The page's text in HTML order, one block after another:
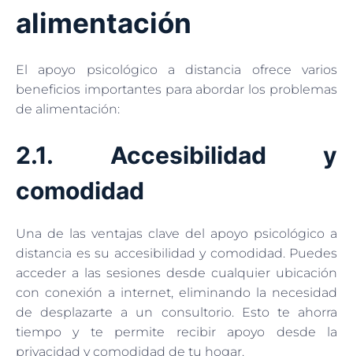
alimentación
El apoyo psicológico a distancia ofrece varios
beneficios importantes para abordar los problemas
de alimentación:
2.1. Accesibilidad y
comodidad
Una de las ventajas clave del apoyo psicológico a
distancia es su accesibilidad y comodidad. Puedes
acceder a las sesiones desde cualquier ubicación
con conexión a internet, eliminando la necesidad
de desplazarte a un consultorio. Esto te ahorra
tiempo y te permite recibir apoyo desde la
privacidad y comodidad de tu hogar.